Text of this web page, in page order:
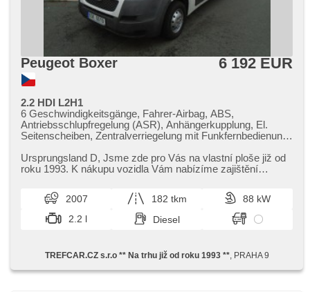
Peugeot Boxer 6 192 EUR
2.2 HDI L2H1
6 Geschwindigkeitsgänge, Fahrer-Airbag, ABS,
Antriebsschlupfregelung (ASR), Anhängerkupplung, El.
Seitenscheiben, Zentralverriegelung mit Funkfernbedienung,
Ursprungsland D,​ Jsme zde pro Vás na vlastní ploše již od
roku 1993. K nákupu vozidla Vám nabízíme zajištění
2007 182 tkm
88 kW
2.2 l
Diesel
TREFCAR.CZ s.r.o ** Na trhu již od roku 1993 **, PRAHA 9